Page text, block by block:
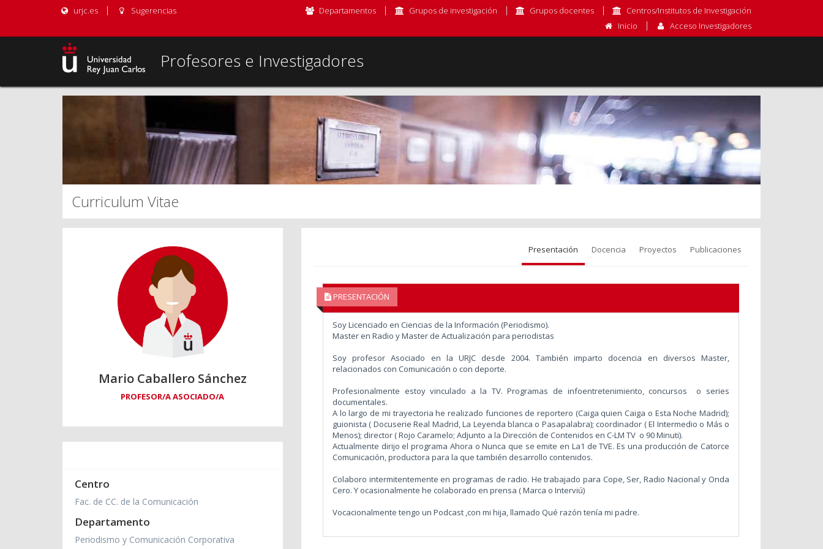
urjc.es Sugerencias Departamentos Grupos de investigación Grupos docentes
Centros/Institutos de Investigación
Inicio
Acceso Investigadores
Profesores e Investigadores
Curriculum Vitae
Mario Caballero Sánchez
PROFESOR/A ASOCIADO/A
Centro
Fac. de CC. de la Comunicación
Departamento
Periodismo y Comunicación Corporativa
Presentación Docencia Proyectos Publicaciones
PRESENTACIÓN
Soy Licenciado en Ciencias de la Información (Periodismo).
Master en Radio y Master de Actualización para periodistas
Soy profesor Asociado en la URJC desde 2004. También imparto docencia en diversos Master,
relacionados con Comunicación o con deporte.
Profesionalmente estoy vinculado a la TV. Programas de infoentretenimiento, concursos o series
documentales.
A lo largo de mi trayectoria he realizado funciones de reportero (Caiga quien Caiga o Esta Noche Madrid);
guionista ( Docuserie Real Madrid, La Leyenda blanca o Pasapalabra); coordinador ( El Intermedio o Más o
Menos); director ( Rojo Caramelo; Adjunto a la Dirección de Contenidos en C-LM TV o 90 Minuti).
Actualmente dirijo el programa Ahora o Nunca que se emite en La1 de TVE. Es una producción de Catorce
Comunicación, productora para la que también desarrollo contenidos.
Colaboro intermitentemente en programas de radio. He trabajado para Cope, Ser, Radio Nacional y Onda
Cero. Y ocasionalmente he colaborado en prensa ( Marca o Interviú)
Vocacionalmente tengo un Podcast ,con mi hija, llamado Qué razón tenía mi padre.